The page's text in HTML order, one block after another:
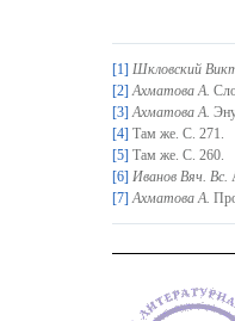
[1] Шкловский
[2]Ахматова А.
[3]Ахматова А.
[4] Там же. С. 271.
[5] Там же. С. 260.
[6] Иванов Вяч. Вс.
[7]Ахматова А.